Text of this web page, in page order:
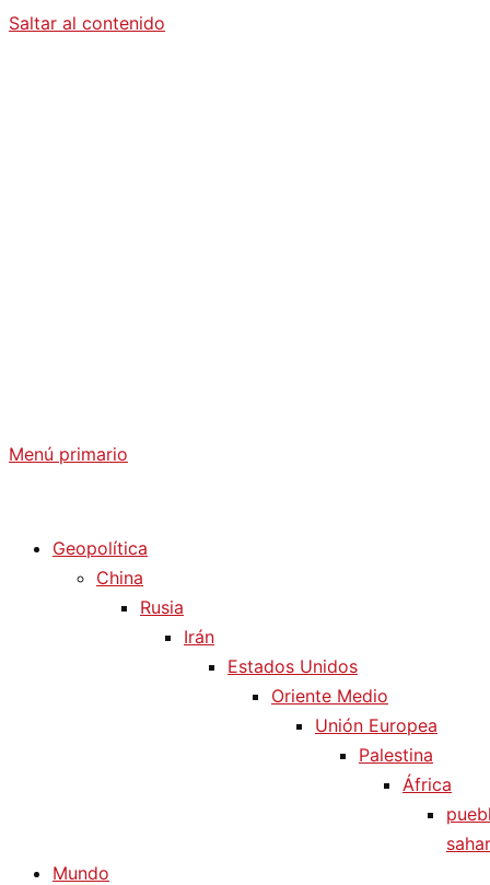
Saltar al contenido
Menú primario
Geopolítica
China
Rusia
Irán
Estados Unidos
Oriente Medio
Unión Europea
Palestina
África
Mundo